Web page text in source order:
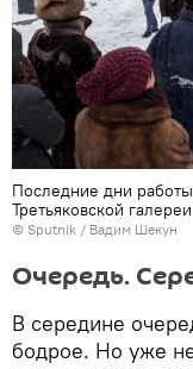
Последние дни
Третьяковской галереи
© Sputnik / Вадим Шекун
Очередь.
В середине
бодрое. Но уже